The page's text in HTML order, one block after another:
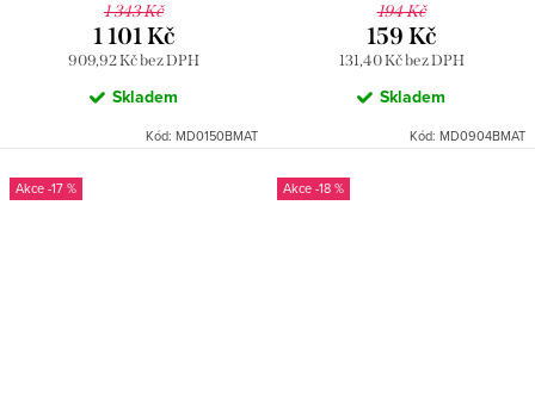
1 343 Kč
909,92 Kč bez DPH
1 101 Kč
Skladem
Kód: MD0150BMAT
194 Kč
131,40 Kč bez DPH
159 Kč
Skladem
Kód: MD0904BMAT
-17 % -18 %